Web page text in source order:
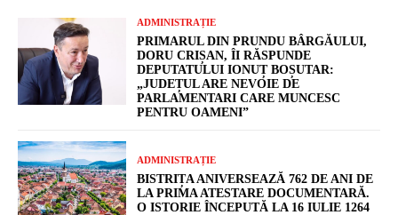
ADMINISTRAȚIE
PRIMARUL DIN PRUNDU BÂRGĂULUI,
DORU CRIȘAN, ÎI RĂSPUNDE
DEPUTATULUI IONUȚ BOȘUTAR:
„JUDEȚUL ARE NEVOIE DE
PARLAMENTARI CARE MUNCESC
PENTRU OAMENI”
ADMINISTRAȚIE
BISTRIȚA ANIVERSEAZĂ 762 DE ANI DE
LA PRIMA ATESTARE DOCUMENTARĂ.
O ISTORIE ÎNCEPUTĂ LA 16 IULIE 1264